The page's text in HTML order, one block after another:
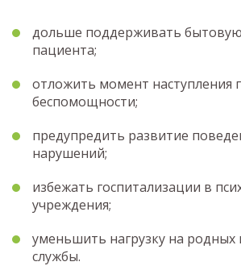
дольше поддерживать
пациента;
отложить момент наступления
беспомощности;
предупредить развитие
нарушений;
избежать госпитализации в
учреждения;
уменьшить нагрузку на родных
службы.